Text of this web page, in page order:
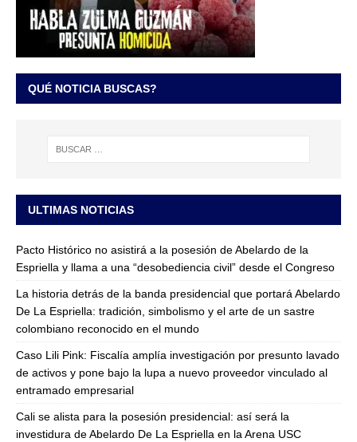
QUÉ NOTICIA BUSCAS?
ULTIMAS NOTICIAS
Pacto Histórico no asistirá a la posesión de Abelardo de la
Espriella y llama a una “desobediencia civil” desde el Congreso
La historia detrás de la banda presidencial que portará Abelardo
De La Espriella: tradición, simbolismo y el arte de un sastre
colombiano reconocido en el mundo
Caso Lili Pink: Fiscalía amplía investigación por presunto lavado
de activos y pone bajo la lupa a nuevo proveedor vinculado al
entramado empresarial
Cali se alista para la posesión presidencial: así será la
investidura de Abelardo De La Espriella en la Arena USC